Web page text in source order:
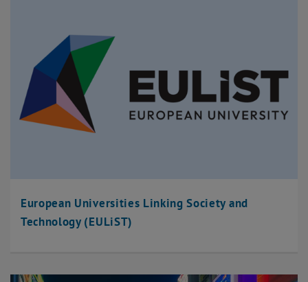
European Universities Linking Society and
Technology (EULiST)